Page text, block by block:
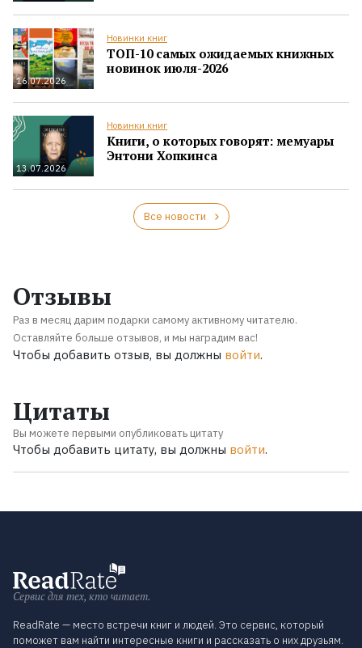
16.07.2026
Новинки книг
ТОП-10 самых ожидаемых книжных
новинок июля-2026
13.07.2026
Новинки книг
Книги, о которых говорят: мемуары
Энтони Хопкинса
Все новости
Отзывы
Раз в месяц дарим подарки самому активному читателю.
Оставляйте больше отзывов, и мы наградим вас!
Чтобы добавить отзыв, вы должны войти.
Цитаты
Вы можете первыми опубликовать цитату
Чтобы добавить цитату, вы должны войти.
Сервис для тех, кто читает.
ReadRate — место встречи книг и людей. Это сервис, который
поможет вам найти интересные книги и рассказать о них друзьям.